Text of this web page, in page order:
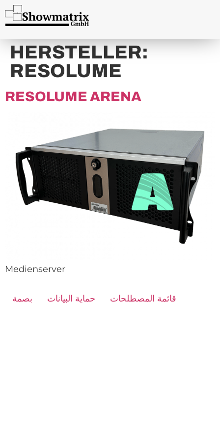
content
HERSTELLER:
RESOLUME
RESOLUME ARENA
Medienserver
بصمة حماية البيانات قائمة المصطلحات